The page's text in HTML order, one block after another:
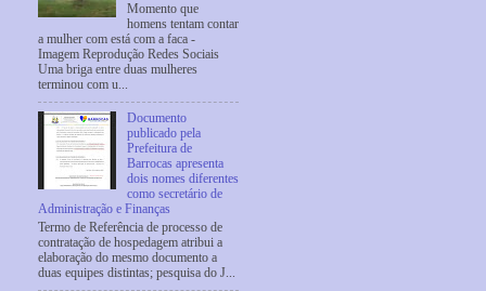
Momento que
homens tentam contar
a mulher com está com a faca -
Imagem Reprodução Redes Sociais
Uma briga entre duas mulheres
terminou com u...
Documento
publicado pela
Prefeitura de
Barrocas apresenta
dois nomes diferentes
como secretário de
Administração e Finanças
Termo de Referência de processo de
contratação de hospedagem atribui a
elaboração do mesmo documento a
duas equipes distintas; pesquisa do J...